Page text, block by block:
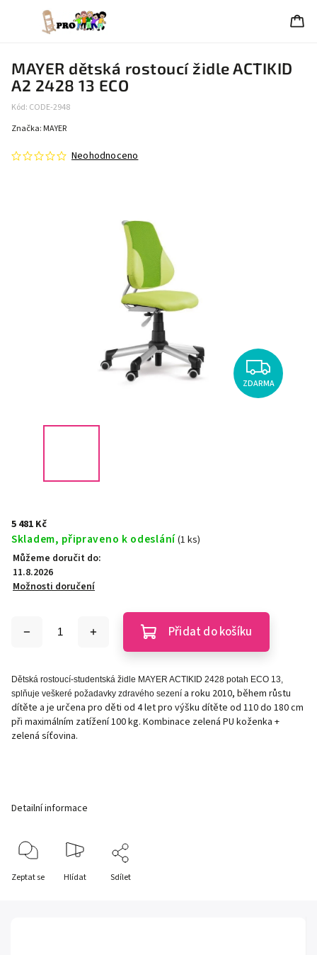
MAYER dětská rostoucí židle ACTIKID
A2 2428 13 ECO
Kód: CODE-2948
Neohodnoceno
Značka: MAYER
ZDARMA
5 481 Kč
Skladem, připraveno k odeslání(1 ks)
Můžeme doručit do:
11.8.2026
Možnosti doručení
Přidat do košíku
Dětská rostoucí-studentská židle MAYER ACTIKID 2428 potah ECO 13,
splňuje veškeré požadavky zdravého sezení a roku 2010, během růstu
dítěte a je určena pro děti od 4 let pro výšku dítěte od 110 do 180 cm
při maximálním zatížení 100 kg. Kombinace zelená PU koženka +
zelená síťovina.
Detailní informace
Zeptat se Hlídat Sdílet